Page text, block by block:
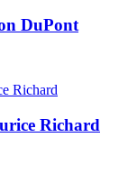
DuPont
Richard